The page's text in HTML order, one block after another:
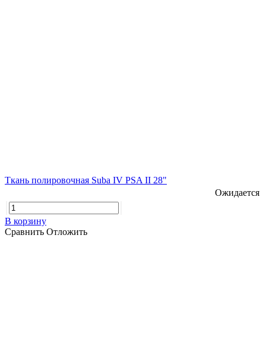
Ткань полировочная Suba IV PSA II 28"
Ожидается
В корзину
Сравнить Отложить